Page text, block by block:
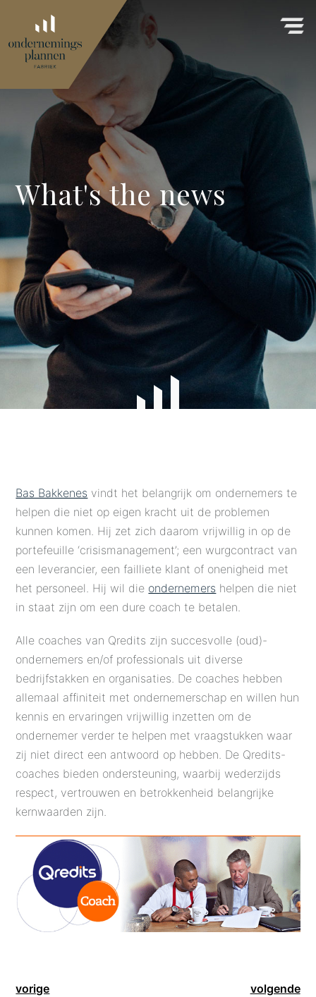
What's the news
Bas Bakkenes vindt het belangrijk om ondernemers te
helpen die niet op eigen kracht uit de problemen
kunnen komen. Hij zet zich daarom vrijwillig in op de
portefeuille ‘crisismanagement’; een wurgcontract van
een leverancier, een failliete klant of onenigheid met
het personeel. Hij wil die ondernemers helpen die niet
in staat zijn om een dure coach te betalen.
Alle coaches van Qredits zijn succesvolle (oud)-
ondernemers en/of professionals uit diverse
bedrijfstakken en organisaties. De coaches hebben
allemaal affiniteit met ondernemerschap en willen hun
kennis en ervaringen vrijwillig inzetten om de
ondernemer verder te helpen met vraagstukken waar
zij niet direct een antwoord op hebben. De Qredits-
coaches bieden ondersteuning, waarbij wederzijds
respect, vertrouwen en betrokkenheid belangrijke
kernwaarden zijn.
vorige volgende